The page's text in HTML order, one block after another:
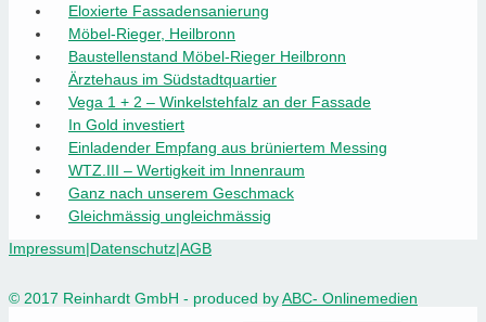
Eloxierte Fassadensanierung
Möbel-Rieger, Heilbronn
Baustellenstand Möbel-Rieger Heilbronn
Ärztehaus im Südstadtquartier
Vega 1 + 2 – Winkelstehfalz an der Fassade
In Gold investiert
Einladender Empfang aus brüniertem Messing
WTZ.III – Wertigkeit im Innenraum
Ganz nach unserem Geschmack
Gleichmässig ungleichmässig
Impressum|Datenschutz|AGB
© 2017 Reinhardt GmbH - produced byABC- Onlinemedien